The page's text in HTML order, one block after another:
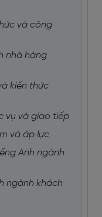
và công
nhà hàng
kiến thức
vụ và giao tiếp
và áp lực
Anh ngành
ngành khách